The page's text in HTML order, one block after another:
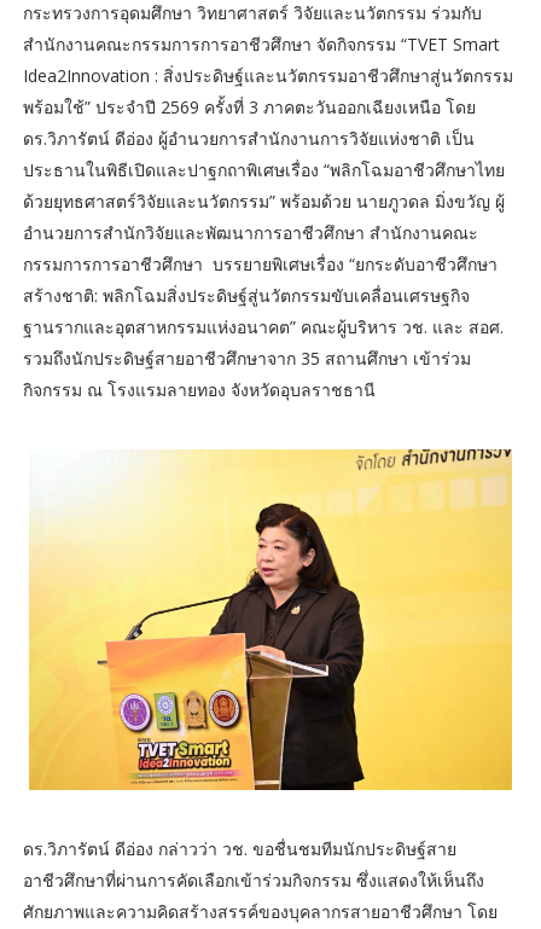
กระทรวงการอุดมศึกษา วิทยาศาสตร์ วิจัยและนวัตกรรม ร่วมกับ
สำนักงานคณะกรรมการการอาชีวศึกษา จัดกิจกรรม “TVET Smart
Idea2Innovation : สิ่งประดิษฐ์และนวัตกรรมอาชีวศึกษาสู่นวัตกรรม
พร้อมใช้” ประจำปี 2569 ครั้งที่ 3 ภาคตะวันออกเฉียงเหนือ โดย
ดร.วิภารัตน์ ดีอ่อง ผู้อำนวยการสำนักงานการวิจัยแห่งชาติ เป็น
ประธานในพิธีเปิดและปาฐกถาพิเศษเรื่อง “พลิกโฉมอาชีวศึกษาไทย
ด้วยยุทธศาสตร์วิจัยและนวัตกรรม” พร้อมด้วย นายภูวดล มิ่งขวัญ ผู้
อำนวยการสำนักวิจัยและพัฒนาการอาชีวศึกษา สำนักงานคณะ
กรรมการการอาชีวศึกษา บรรยายพิเศษเรื่อง “ยกระดับอาชีวศึกษา
สร้างชาติ: พลิกโฉมสิ่งประดิษฐ์สู่นวัตกรรมขับเคลื่อนเศรษฐกิจ
ฐานรากและอุตสาหกรรมแห่งอนาคต” คณะผู้บริหาร วช. และ สอศ.
รวมถึงนักประดิษฐ์สายอาชีวศึกษาจาก 35 สถานศึกษา เข้าร่วม
กิจกรรม ณ โรงแรมลายทอง จังหวัดอุบลราชธานี
ดร.วิภารัตน์ ดีอ่อง กล่าวว่า วช. ขอชื่นชมทีมนักประดิษฐ์สาย
อาชีวศึกษาที่ผ่านการคัดเลือกเข้าร่วมกิจกรรม ซึ่งแสดงให้เห็นถึง
ศักยภาพและความคิดสร้างสรรค์ของบุคลากรสายอาชีวศึกษา โดย